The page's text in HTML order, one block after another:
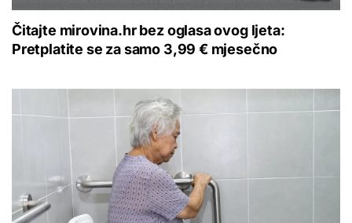
Čitajte mirovina.hr bez oglasa ovog ljeta:
Pretplatite se za samo 3,99 € mjesečno